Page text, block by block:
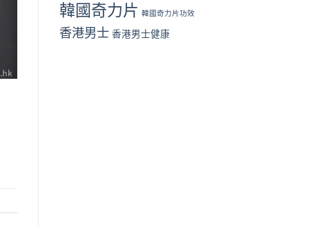
韓國奇力片 韓國奇力片功效
香港男士 香港男士健康